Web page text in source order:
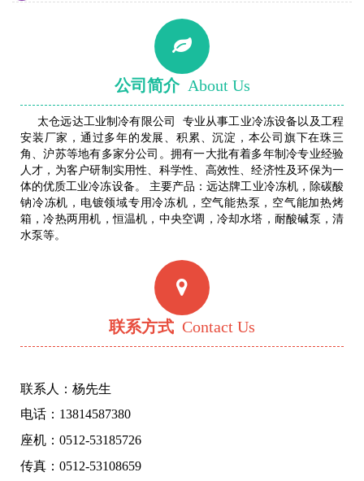
公司简介 About Us
太仓远达工业制冷有限公司 专业从事工业冷冻设备以及工程
安装厂家，通过多年的发展、积累、沉淀，本公司旗下在珠三
角、沪苏等地有多家分公司。拥有一大批有着多年制冷专业经验
人才，为客户研制实用性、科学性、高效性、经济性及环保为一
体的优质工业冷冻设备。 主要产品：远达牌工业冷冻机，除碳酸
钠冷冻机，电镀领域专用冷冻机，空气能热泵，空气能加热烤
箱，冷热两用机，恒温机，中央空调，冷却水塔，耐酸碱泵，清
水泵等。
联系方式 Contact Us
联系人：杨先生
电话：13814587380
座机：0512-53185726
传真：0512-53108659